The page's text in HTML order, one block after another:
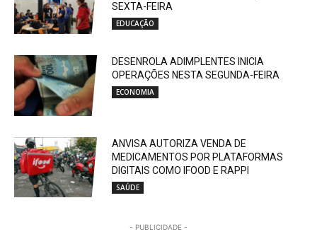
SEXTA-FEIRA
EDUCAÇÃO
DESENROLA ADIMPLENTES INICIA
OPERAÇÕES NESTA SEGUNDA-FEIRA
ECONOMIA
ANVISA AUTORIZA VENDA DE
MEDICAMENTOS POR PLATAFORMAS
DIGITAIS COMO IFOOD E RAPPI
SAÚDE
- PUBLICIDADE -